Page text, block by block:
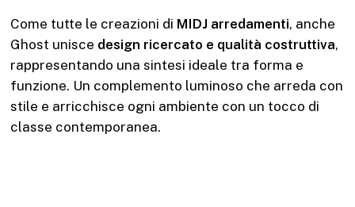
Come tutte le creazioni di MIDJ arredamenti, anche
Ghost unisce design ricercato e qualità costruttiva,
rappresentando una sintesi ideale tra forma e
funzione. Un complemento luminoso che arreda con
stile e arricchisce ogni ambiente con un tocco di
classe contemporanea.